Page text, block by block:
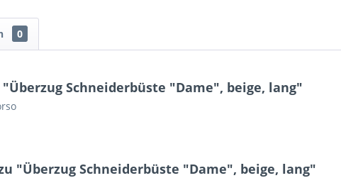
0
Schneiderbüste "Dame", beige, lang"
"Überzug Schneiderbüste "Dame", beige, lang"